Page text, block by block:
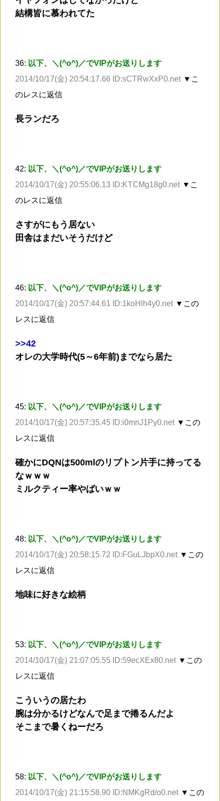
結構皆に慕われてた
36: 以下、＼(^o^)／でVIPがお送りします
2014/10/17(金) 20:54:17.66 ID:sCTRwXxP0.net ▼こ
のレスに返信
長ランだろ
42: 以下、＼(^o^)／でVIPがお送りします
2014/10/17(金) 20:55:06.13 ID:KTCMg18g0.net ▼こ
のレスに返信
さすがにもう居ない
田舎はまだいそうだけど
46: 以下、＼(^o^)／でVIPがお送りします
2014/10/17(金) 20:57:44.61 ID:1koHlh4y0.net ▼この
レスに返信
>>42
オレの大学時代(5～6年前)までなら居た
45: 以下、＼(^o^)／でVIPがお送りします
2014/10/17(金) 20:57:35.45 ID:i0mnJ1Py0.net ▼この
レスに返信
確かにDQNは500mlのリプトン片手に持ってる
なｗｗｗ
ミルクティー率やばいｗｗ
48: 以下、＼(^o^)／でVIPがお送りします
2014/10/17(金) 20:58:15.72 ID:FGuLJbpX0.net ▼この
レスに返信
地味に好きな絵柄
53: 以下、＼(^o^)／でVIPがお送りします
2014/10/17(金) 21:07:05.55 ID:59ecXEx80.net ▼この
レスに返信
こういうの居たわ
腕は分かるけどなんで足まで捲るんだよ
そこまで暑くねーだろ
58: 以下、＼(^o^)／でVIPがお送りします
2014/10/17(金) 21:15:58.90 ID:NMKgRd/o0.net ▼この